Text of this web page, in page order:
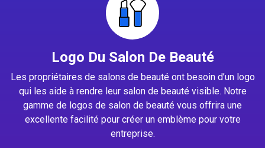
Logo Du Salon De Beauté
Les propriétaires de salons de beauté ont besoin d’un logo
qui les aide à rendre leur salon de beauté visible. Notre
gamme de logos de salon de beauté vous offrira une
excellente facilité pour créer un emblème pour votre
entreprise.